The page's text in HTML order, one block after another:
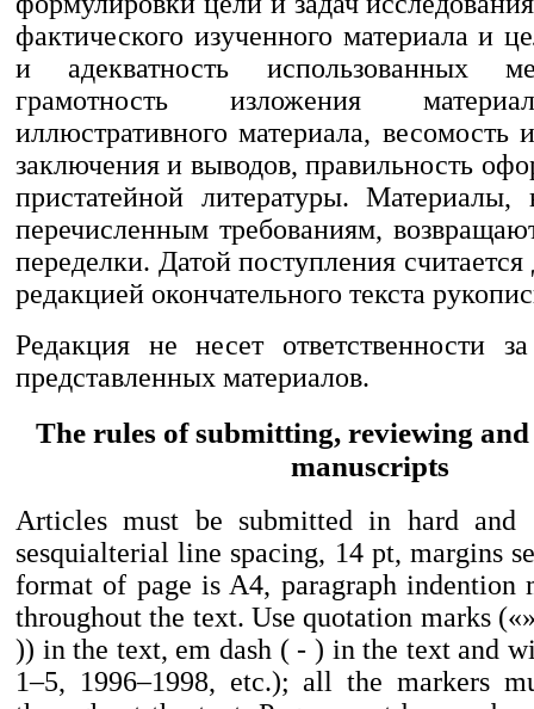
фактического изученного материала и
и адекватность использованных
грамотность изложения
иллюстративного материала, весомость
заключения и выводов, правильность
пристатейной литературы.
перечисленным требованиям,
переделки. Датой поступления
редакцией окончательного текста
Редакция не несет ответственности за
представленных материалов.
The rules of submitting, reviewing
manuscripts
Articles must be submitted in hard and
sesquialterial line spacing, 14 pt, margins
format of page is A4, paragraph indention
throughout the text. Use quotation marks
)) in the text, em dash ( - ) in the text and
1–5, 1996–1998, etc.); all the markers